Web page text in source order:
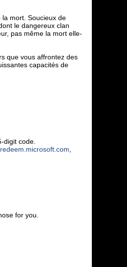
mort. Soucieux de
le dangereux clan
pas même la mort elle-
que vous affrontez des
capacités de
digit code.
for you.